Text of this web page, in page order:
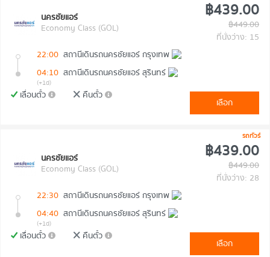
นครชัยแอร์
Economy Class (GOL)
฿439.00
฿449.00
ที่นั่งว่าง: 15
22:00 สถานีเดินรถนครชัยแอร์ กรุงเทพ
04:10 สถานีเดินรถนครชัยแอร์ สุรินทร์
(+1d)
เลื่อนตั๋ว คืนตั๋ว
เลือก
รถทัวร์
นครชัยแอร์
Economy Class (GOL)
฿439.00
฿449.00
ที่นั่งว่าง: 28
22:30 สถานีเดินรถนครชัยแอร์ กรุงเทพ
04:40 สถานีเดินรถนครชัยแอร์ สุรินทร์
(+1d)
เลื่อนตั๋ว คืนตั๋ว
เลือก